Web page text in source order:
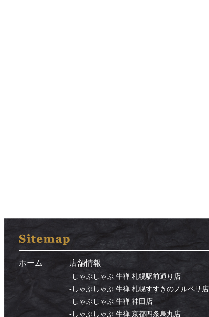
ホーム 店舗情報
-しゃぶしゃぶ 牛禅 札幌駅前通り店
-しゃぶしゃぶ 牛禅 札幌すすきのノルベサ店
-しゃぶしゃぶ 牛禅 神田店
-しゃぶしゃぶ 牛禅 京都四条烏丸店